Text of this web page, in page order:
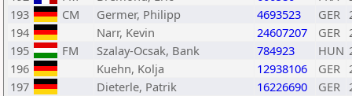
193
CM Germer, Philipp 4693523 GER
194
Narr, Kevin 24607207 GER
195
FM Szalay-Ocsak, Bank 784923 HUN
196
Kuehn, Kolja 12938106 GER
197
Dieterle, Patrik 16226690 GER